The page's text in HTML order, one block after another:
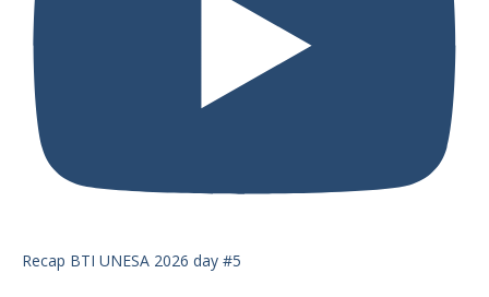
Recap BTI UNESA 2026 day #5